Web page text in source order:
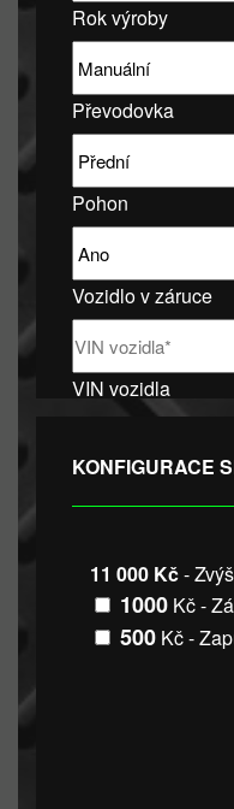
Rok výroby
Převodovka
Pohon
Vozidlo v záruce
VIN vozidla
KONFIGURACE
11 000 Kč-
1000 Kč -
500 Kč -